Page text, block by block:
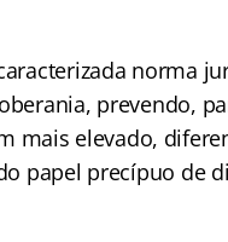
norma
prevendo,
mais elevado,
papel precípuo de